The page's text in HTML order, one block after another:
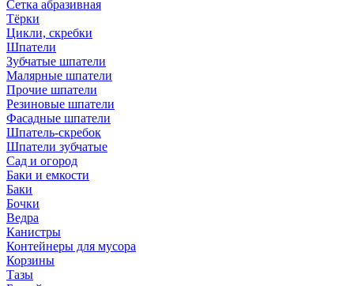
Сетка абразивная
Тёрки
Цикли, скребки
Шпатели
Зубчатые шпатели
Малярные шпатели
Прочие шпатели
Резиновые шпатели
Фасадные шпатели
Шпатель-скребок
Шпатели зубчатые
Сад и огород
Баки и емкости
Баки
Бочки
Ведра
Канистры
Контейнеры для мусора
Корзины
Тазы